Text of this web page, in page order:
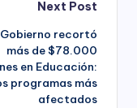
Next Post
Gobierno recortó
más de $78.000
en Educación:
programas más
afectados